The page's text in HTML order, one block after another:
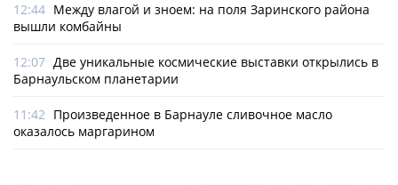
12:44 Между влагой и зноем: на поля Заринского района
вышли комбайны
12:07 Две уникальные космические выставки открылись в
Барнаульском планетарии
11:42 Произведенное в Барнауле сливочное масло
оказалось маргарином